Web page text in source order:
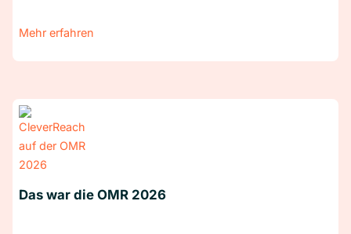
Mehr erfahren
Das war die OMR 2026